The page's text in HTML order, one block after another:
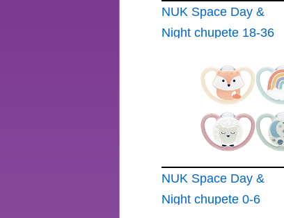
NUK Space Day &
Night chupete 18-36
brillan en la oscuridad
con ventilación
adicional para pieles
sensibles Silicona sin
unidades
NUK Space Day &
Night chupete 0-6